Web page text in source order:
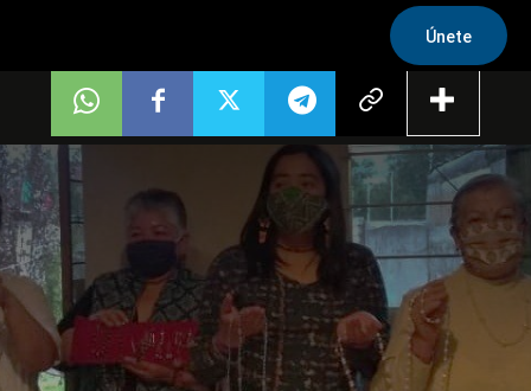
Únete